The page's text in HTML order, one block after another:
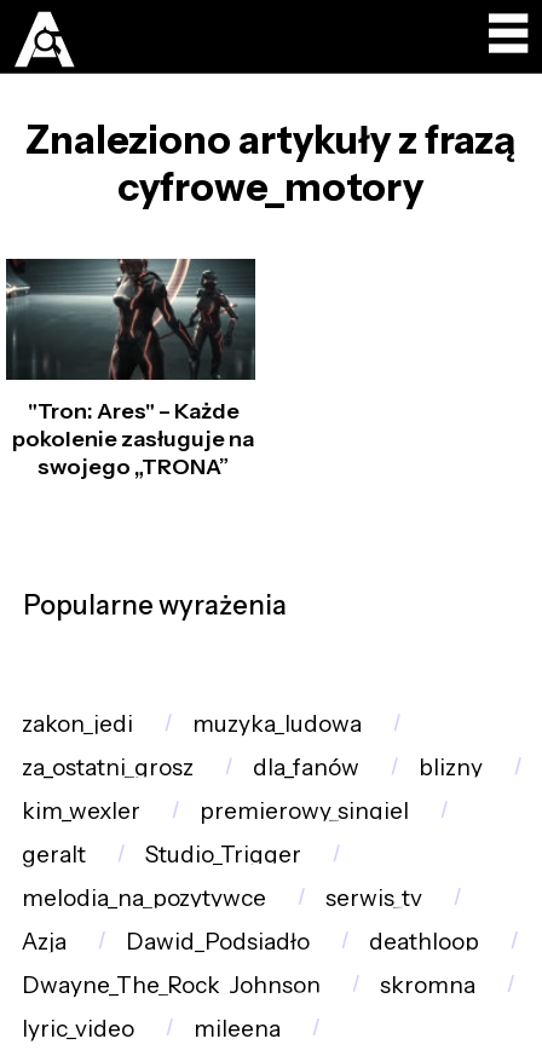
Znaleziono artykuły z frazą
cyfrowe_motory
"Tron: Ares" – Każde
pokolenie zasługuje na
swojego „TRONA”
Popularne wyrażenia
zakon_jedi
muzyka_ludowa
za_ostatni_grosz
dla_fanów
blizny
kim_wexler
premierowy_singiel
geralt
Studio_Trigger
melodia_na_pozytywce
serwis_tv
Azja
Dawid_Podsiadło
deathloop
Dwayne_The_Rock_Johnson
skromna
lyric_video
mileena